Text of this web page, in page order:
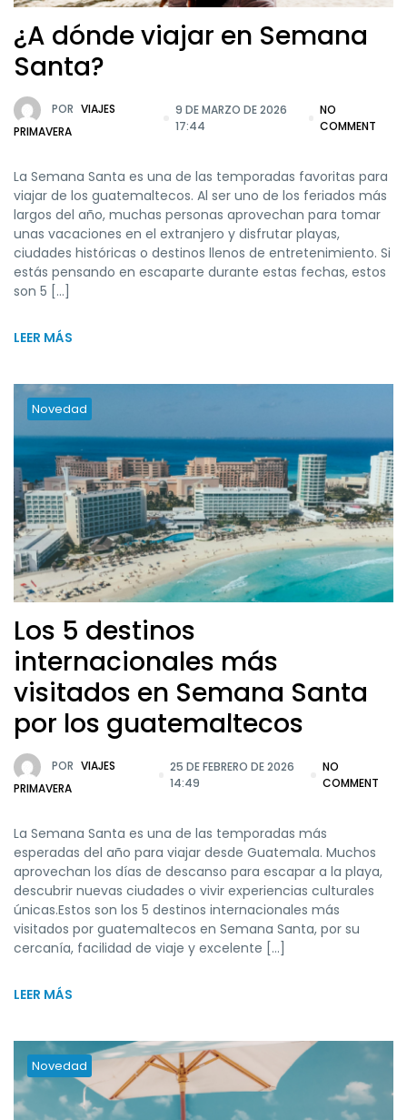
¿A dónde viajar en Semana
Santa?
POR VIAJES
PRIMAVERA
9 DE MARZO DE 2026
17:44
NO
COMMENT
La Semana Santa es una de las temporadas favoritas para
viajar de los guatemaltecos. Al ser uno de los feriados más
largos del año, muchas personas aprovechan para tomar
unas vacaciones en el extranjero y disfrutar playas,
ciudades históricas o destinos llenos de entretenimiento. Si
estás pensando en escaparte durante estas fechas, estos
son 5 […]
LEER MÁS
Novedad
Los 5 destinos
internacionales más
visitados en Semana Santa
por los guatemaltecos
POR VIAJES
PRIMAVERA
25 DE FEBRERO DE 2026
14:49
NO
COMMENT
La Semana Santa es una de las temporadas más
esperadas del año para viajar desde Guatemala. Muchos
aprovechan los días de descanso para escapar a la playa,
descubrir nuevas ciudades o vivir experiencias culturales
únicas.Estos son los 5 destinos internacionales más
visitados por guatemaltecos en Semana Santa, por su
cercanía, facilidad de viaje y excelente […]
LEER MÁS
Novedad